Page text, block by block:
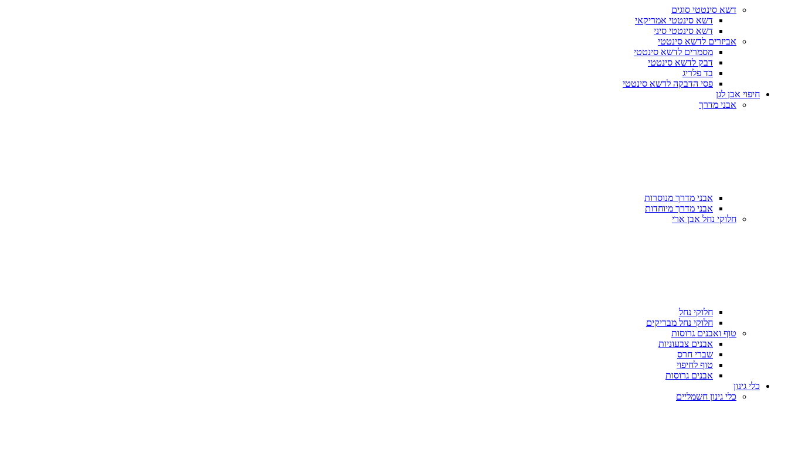
דשא סינטטי סוגים
דשא סינטטי אמריקאי
דשא סינטטי סיני
אביזרים לדשא סינטטי
מסמרים לדשא סינטטי
דבק לדשא סינטטי
בד פלריג
פסי הדבקה לדשא סינטטי
חיפוי אבן לגן
אבני מדרך
אבני מדרך מנוסרות
אבני מדרך מיוחדות
חלוקי נחל אבן ארי
חלוקי נחל
חלוקי נחל מבריקים
טוף ואבנים גרוסות
אבנים צבעוניות
שברי חרס
טוף לחיפוי
אבנים גרוסות
כלי גינון
כלי גינון חשמליים